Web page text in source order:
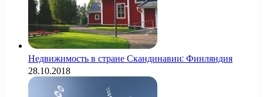
Недвижимость в стране Скандинавии: Финляндия
28.10.2018